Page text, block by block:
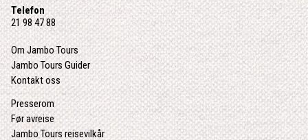
Telefon
21 98 47 88
Om Jambo Tours
Jambo Tours Guider
Kontakt oss
Presserom
Før avreise
Jambo Tours reisevilkår